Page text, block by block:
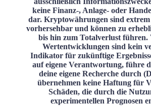
keine Finanz-, Anlage- oder
dar. Kryptowährungen sind
vorhersehbar und können zu
bis hin zum Totalverlust führen.
Wertentwicklungen sind kein
Indikator für zukünftige
auf eigene Verantwortung, führe
deine eigene Recherche durch
übernehmen keine Haftung für
Schäden, die durch die
experimentellen Prognosen